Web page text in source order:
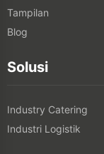
Tampilan
Blog
Solusi
Industry Catering
Industri Logistik